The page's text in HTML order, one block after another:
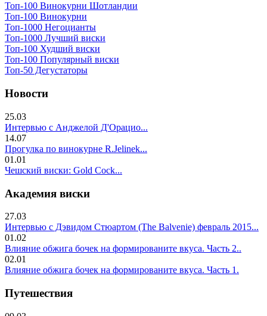
Топ-100 Винокурни Шотландии
Топ-100 Винокурни
Топ-1000 Негоцианты
Топ-1000 Лучший виски
Топ-100 Худший виски
Топ-100 Популярный виски
Топ-50 Дегустаторы
Новости
25.03
Интервью с Анджелой Д'Орацио...
14.07
Прогулка по винокурне R.Jelinek...
01.01
Чешский виски: Gold Cock...
Академия виски
27.03
Интервью с Дэвидом Стюартом (The Balvenie) февраль 2015...
01.02
Влияние обжига бочек на формированите вкуса. Часть 2..
02.01
Влияние обжига бочек на формированите вкуса. Часть 1.
Путешествия